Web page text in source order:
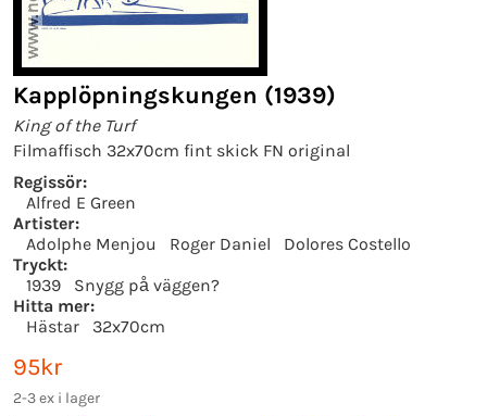
Kapplöpningskungen (1939)
King of the Turf
Filmaffisch 32x70cm fint skick FN original
Regissör:
Alfred E Green
Artister:
Adolphe Menjou
Roger Daniel
Dolores Costello
Tryckt:
1939
Snygg på väggen?
Hitta mer:
Hästar
32x70cm
95kr
2-3 ex i lager